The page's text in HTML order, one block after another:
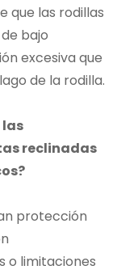
que las rodillas
bajo
excesiva que
de la rodilla.
las
reclinadas
protección
o limitaciones